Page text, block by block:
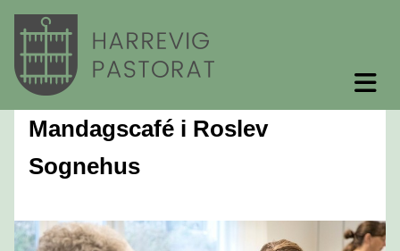
Mandagscafé i Roslev
Sognehus